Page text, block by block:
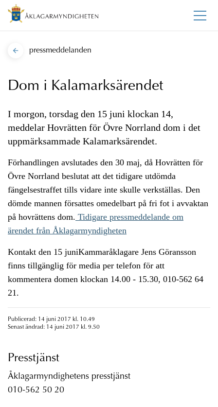
pressmeddelanden
Dom i Kalamarksärendet
I morgon, torsdag den 15 juni klockan 14,
meddelar Hovrätten för Övre Norrland dom i det
uppmärksammade Kalamarksärendet.
Förhandlingen avslutades den 30 maj, då Hovrätten för
Övre Norrland beslutat att det tidigare utdömda
fängelsestraffet tills vidare inte skulle verkställas. Den
dömde mannen försattes omedelbart på fri fot i avvaktan
på hovrättens dom. Tidigare pressmeddelande om
ärendet från Åklagarmyndigheten
Kontakt den 15 juniKammaråklagare Jens Göransson
finns tillgänglig för media per telefon för att
kommentera domen klockan 14.00 - 15.30, 010-562 64
21.
Publicerad: 14 juni 2017 kl. 10.49
Senast ändrad: 14 juni 2017 kl. 9.50
Presstjänst
Åklagarmyndighetens presstjänst
010-562 50 20